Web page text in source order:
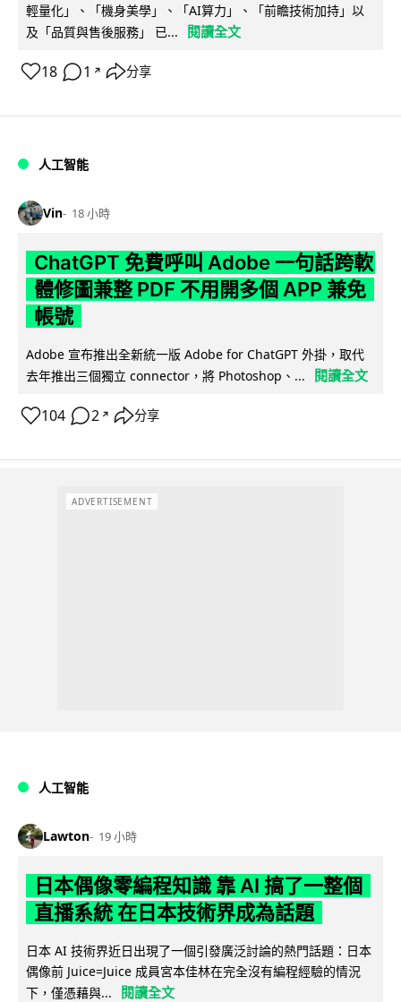
輕量化」、「機身美學」、「AI算力」、「前瞻技術加持」以
及「品質與售後服務」 已...
閱讀全文
18 1 ↗ 分享
人工智能
Vin 18 小時
ChatGPT 免費呼叫 Adobe 一句話跨軟
體修圖兼整 PDF 不用開多個 APP 兼免
帳號
Adobe 宣布推出全新統一版 Adobe for ChatGPT 外掛，取代
去年推出三個獨立 connector，將 Photoshop、...
閱讀全文
104 2 ↗ 分享
ADVERTISEMENT
人工智能
Lawton 19 小時
日本偶像零編程知識 靠 AI 搞了一整個
直播系統 在日本技術界成為話題
日本 AI 技術界近日出現了一個引發廣泛討論的熱門話題：日本
偶像前 Juice=Juice 成員宮本佳林在完全沒有編程經驗的情況
下，僅憑藉與...
閱讀全文